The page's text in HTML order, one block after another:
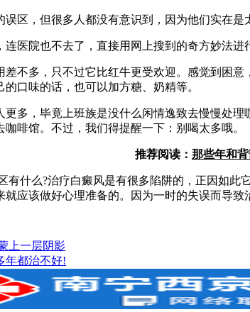
，但很多人都没有意识到，因为他们实在是
院也不去了，直接用网上搜到的奇方妙法进
多，只不过它比红牛更受欢迎。感觉到困意
口味的话，也可以加方糖、奶精等。
，毕竟上班族是没什么闲情逸致去慢慢处理
啡馆。不过，我们得提醒一下：别喝太多哦。
推荐阅读： 那些年和
么?治疗白癜风是有很多陷阱的，正因如此
应该做好心理准备的。因为一时的失误而导致
上一层阴影
年都治不好!